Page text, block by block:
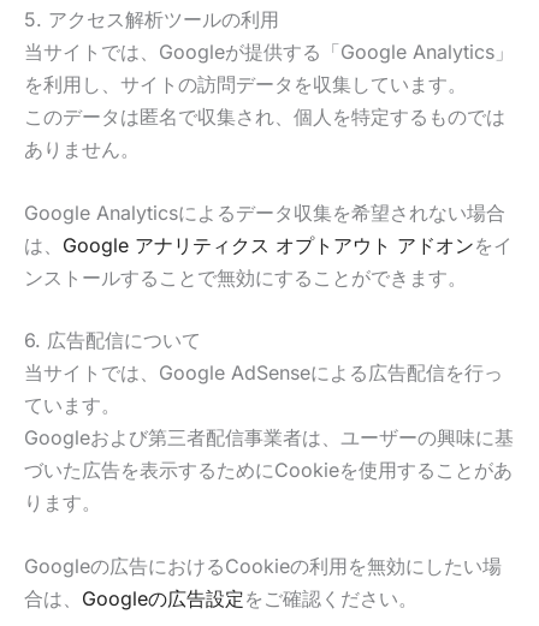
5. アクセス解析ツールの利用
当サイトでは、Googleが提供する「Google Analytics」
を利用し、サイトの訪問データを収集しています。
このデータは匿名で収集され、個人を特定するものでは
ありません。
Google Analyticsによるデータ収集を希望されない場合
は、 Google アナリティクス オプトアウト アドオンをイ
ンストールすることで無効にすることができます。
6. 広告配信について
当サイトでは、Google AdSenseによる広告配信を行っ
ています。
Googleおよび第三者配信事業者は、ユーザーの興味に基
づいた広告を表示するためにCookieを使用することがあ
ります。
Googleの広告におけるCookieの利用を無効にしたい場
合は、 Googleの広告設定をご確認ください。